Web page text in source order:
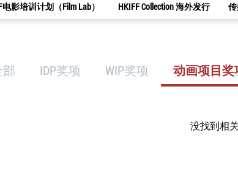
电影培训计划（Film Lab） HKIFF Collection 海外发行
部 IDP奖项 WIP奖项 动画项目奖
没找到相